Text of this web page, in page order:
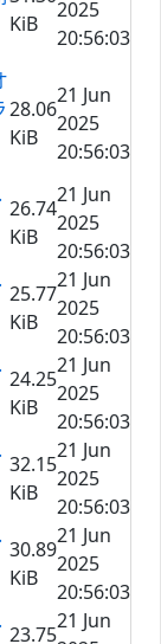
KiB
2025
20:56:03
28.06
KiB
21 Jun
2025
20:56:03
26.74
KiB
21 Jun
2025
20:56:03
25.77
KiB
21 Jun
2025
20:56:03
24.25
KiB
21 Jun
2025
20:56:03
32.15
KiB
21 Jun
2025
20:56:03
30.89
KiB
21 Jun
2025
20:56:03
23.75
21 Jun